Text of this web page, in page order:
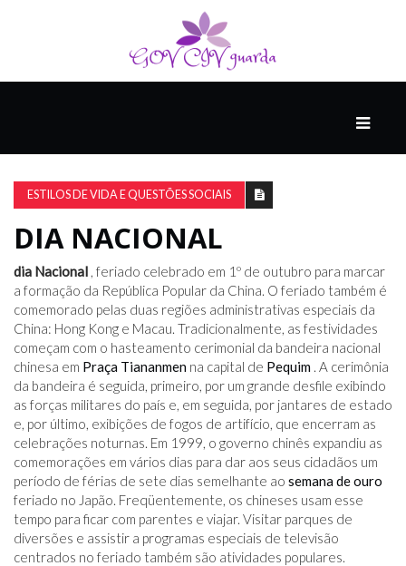
DO
THINK
COMPANHEIRO
COMEÇA
COM
UM
ESTRONDO
ESTILOS DE VIDA E QUESTÕES SOCIAIS
DIA NACIONAL
dia Nacional , feriado celebrado em 1º de outubro para marcar
a formação da República Popular da China. O feriado também é
comemorado pelas duas regiões administrativas especiais da
China: Hong Kong e Macau. Tradicionalmente, as festividades
começam com o hasteamento cerimonial da bandeira nacional
chinesa em Praça Tiananmen na capital de Pequim . A cerimônia
da bandeira é seguida, primeiro, por um grande desfile exibindo
as forças militares do país e, em seguida, por jantares de estado
e, por último, exibições de fogos de artifício, que encerram as
celebrações noturnas. Em 1999, o governo chinês expandiu as
comemorações em vários dias para dar aos seus cidadãos um
período de férias de sete dias semelhante ao semana de ouro
feriado no Japão. Freqüentemente, os chineses usam esse
tempo para ficar com parentes e viajar. Visitar parques de
diversões e assistir a programas especiais de televisão
centrados no feriado também são atividades populares.